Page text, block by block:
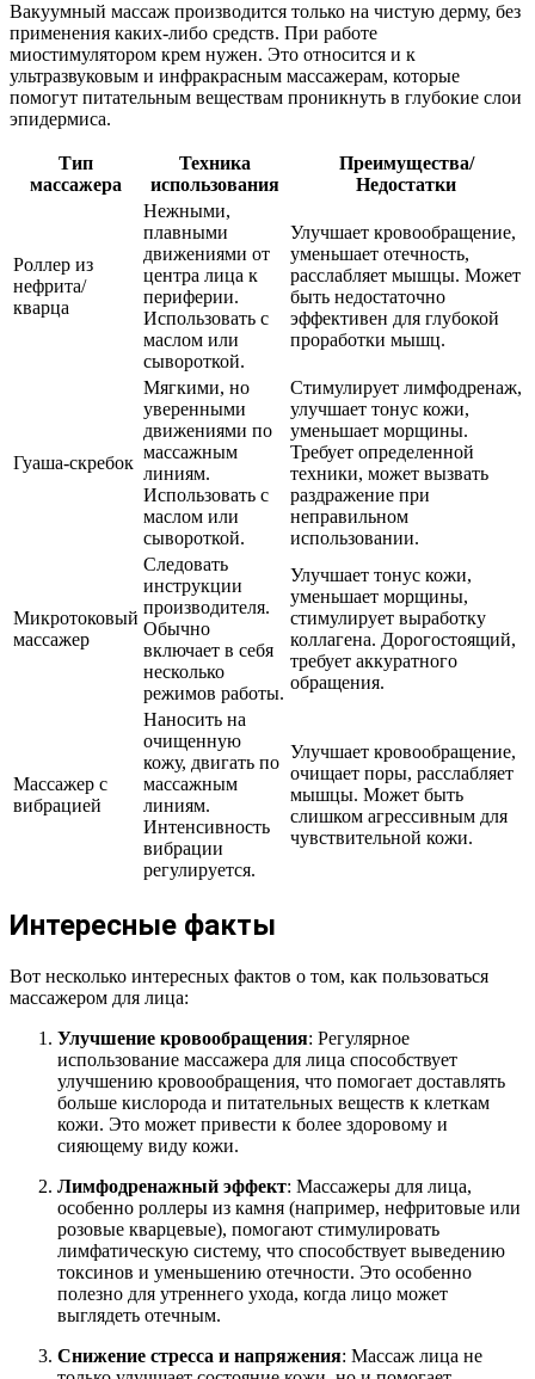
Вакуумный массаж производится только на чистую дерму, без
применения каких-либо средств. При работе
миостимулятором крем нужен. Это относится и к
ультразвуковым и инфракрасным массажерам, которые
помогут питательным веществам проникнуть в глубокие слои
эпидермиса.
Тип
массажера
Техника
использования
Преимущества/
Недостатки
Роллер из
нефрита/
кварца
Нежными,
плавными
движениями от
центра лица к
периферии.
Использовать с
маслом или
сывороткой.
Улучшает кровообращение,
уменьшает отечность,
расслабляет мышцы. Может
быть недостаточно
эффективен для глубокой
проработки мышц.
Гуаша-скребок
Мягкими, но
уверенными
движениями по
массажным
линиям.
Использовать с
маслом или
сывороткой.
Стимулирует лимфодренаж,
улучшает тонус кожи,
уменьшает морщины.
Требует определенной
техники, может вызвать
раздражение при
неправильном
использовании.
Микротоковый
массажер
Следовать
инструкции
производителя.
Обычно
включает в себя
несколько
режимов работы.
Улучшает тонус кожи,
уменьшает морщины,
стимулирует выработку
коллагена. Дорогостоящий,
требует аккуратного
обращения.
Массажер с
вибрацией
Наносить на
очищенную
кожу, двигать по
массажным
линиям.
Интенсивность
вибрации
регулируется.
Улучшает кровообращение,
очищает поры, расслабляет
мышцы. Может быть
слишком агрессивным для
чувствительной кожи.
Интересные факты
Вот несколько интересных фактов о том, как пользоваться
массажером для лица:
Улучшение кровообращения: Регулярное
использование массажера для лица способствует
улучшению кровообращения, что помогает доставлять
больше кислорода и питательных веществ к клеткам
кожи. Это может привести к более здоровому и
сияющему виду кожи.
Лимфодренажный эффект: Массажеры для лица,
особенно роллеры из камня (например, нефритовые или
розовые кварцевые), помогают стимулировать
лимфатическую систему, что способствует выведению
токсинов и уменьшению отечности. Это особенно
полезно для утреннего ухода, когда лицо может
выглядеть отечным.
Снижение стресса и напряжения: Массаж лица не